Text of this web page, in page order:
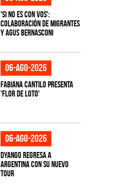
'Si No Es Con Vos':
colaboración de Migrantes
y Agus Bernasconi
06-ago-2026
Fabiana Cantilo presenta
'Flor de Loto'
06-ago-2026
Dyango regresa a
Argentina con su nuevo
tour